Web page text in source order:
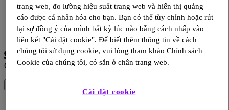
Đăng nhập
Đăng ký
Campus
trang web, đo lường hiệu suất trang web và hiển thị quảng
cáo được cá nhân hóa cho bạn. Bạn có thể tùy chỉnh hoặc rút
lại sự đồng ý của mình bất kỳ lúc nào bằng cách nhấp vào
liên kết "Cài đặt cookie". Để biết thêm thông tin về cách
chúng tôi sử dụng cookie, vui lòng tham khảo Chính sách
Cookie của chúng tôi, có sẵn ở chân trang web.
Cài đặt cookie